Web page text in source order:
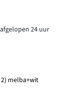
24 uur
melba+wit